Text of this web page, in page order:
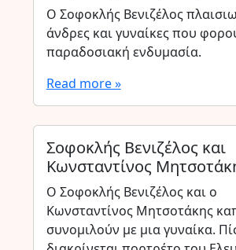
Ο Σοφοκλής Βενιζέλος
άνδρες και γυναίκες που
παραδοσιακή ενδυμασία.
Read more »
Σοφοκλής Βενιζέλος και
Κωνσταντίνος
Ο Σοφοκλής Βενιζέλος και ο
Κωνσταντίνος Μητσοτάκης
συνομιλούν με μια γυναίκα.